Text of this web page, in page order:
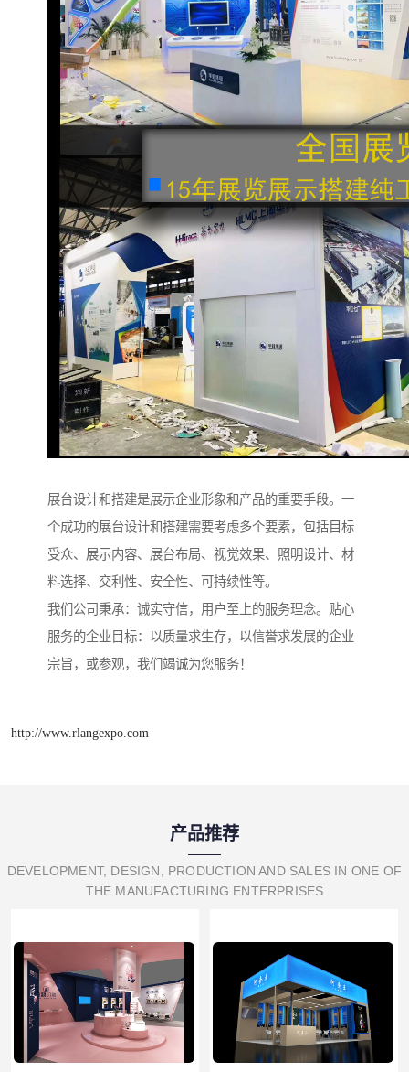
展台设计和搭建是展示企业形象和产品的重要手段。一
个成功的展台设计和搭建需要考虑多个要素，包括目标
受众、展示内容、展台布局、视觉效果、照明设计、材
料选择、交利性、安全性、可持续性等。
我们公司秉承：诚实守信，用户至上的服务理念。贴心
服务的企业目标：以质量求生存，以信誉求发展的企业
宗旨，或参观，我们竭诚为您服务！
http://www.rlangexpo.com
产品推荐
DEVELOPMENT, DESIGN, PRODUCTION AND SALES IN ONE OF
THE MANUFACTURING ENTERPRISES